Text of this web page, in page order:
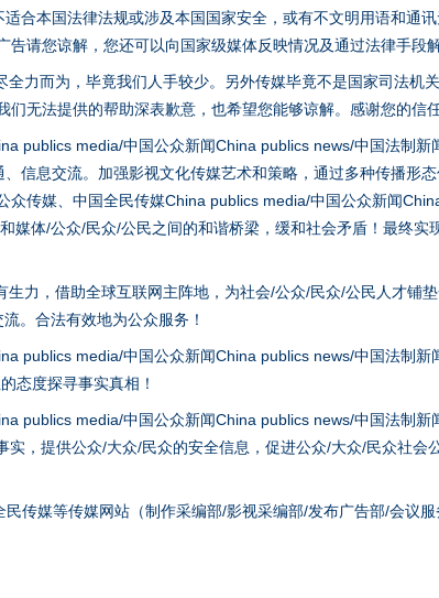
合本国法律法规或涉及本国国家安全，或有不文明用语和通
请您谅解，您还可以向国家级媒体反映情况及通过法律手段
力而为，毕竟我们人手较少。另外传媒毕竟不是国家司法机
无法提供的帮助深表歉意，也希望您能够谅解。感谢您的信
publics media/中国公众新闻China publics news/中国法制新
信息交流。加强影视文化传媒艺术和策略，通过多种传播形
传媒、中国全民传媒China publics media/中国公众新闻
媒体/公众/民众/公民之间的和谐桥梁，缓和社会矛盾！最终实
力，借助全球互联网主阵地，为社会/公众/民众/公民人才铺
。合法有效地为公众服务！
publics media/中国公众新闻China publics news/中国法制新
态度探寻事实真相！
publics media/中国公众新闻China publics news/中国法制新
，提供公众/大众/民众的安全信息，促进公众/大众/民众社会
传媒等传媒网站（制作采编部/影视采编部/发布广告部/会议
茶叶“炒上天”
“神
谢谢有你温暖了四季 法官